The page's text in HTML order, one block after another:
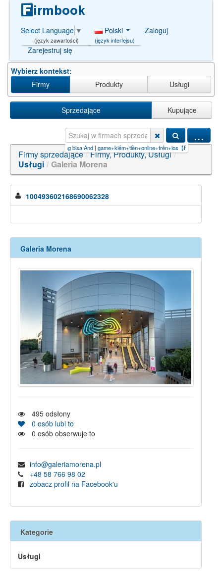
Select Language ▼
(język zawartości)
Polski
(język interfejsu)
Zaloguj
Zarejestruj się
Wybierz kontekst:
Firmy
Produkty Usługi
Sprzedające Kupujące
...
banyak uang yang bisa And|game+kiếm+tiền+online+trên+ios【P|
Firmy sprzedające / Firmy, Produkty, Usługi /
Usługi / Galeria Morena
100493602168690062328
Galeria Morena
495 odsłony
0 osób lubi to
0 osób obserwuje to
info@galeriamorena.pl
+48 58 766 98 02
zobacz profil na Facebook'u
Kategorie
Usługi